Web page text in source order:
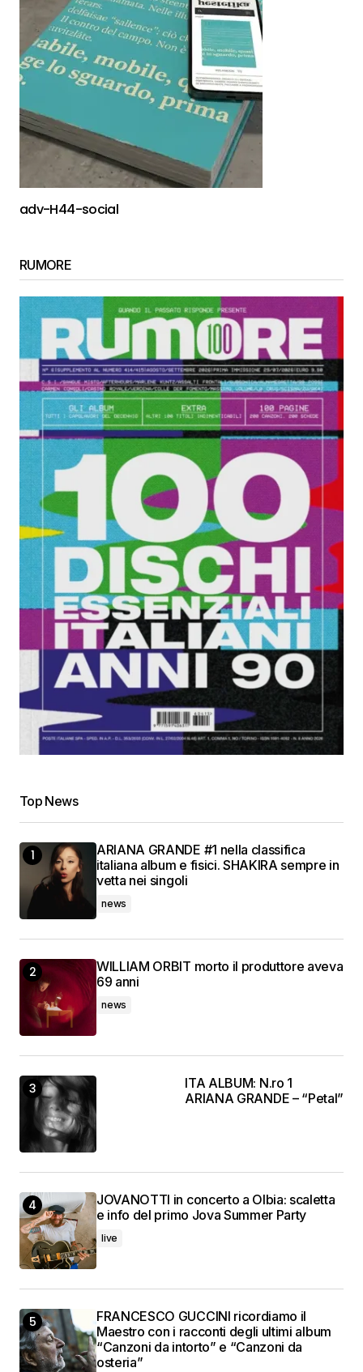
adv-H44-social
RUMORE
Top News
ARIANA GRANDE #1 nella classifica
italiana album e fisici. SHAKIRA sempre in
vetta nei singoli
news
WILLIAM ORBIT morto il produttore aveva
69 anni
news
ITA ALBUM: N.ro 1
ARIANA GRANDE – “Petal”
JOVANOTTI in concerto a Olbia: scaletta
e info del primo Jova Summer Party
live
FRANCESCO GUCCINI ricordiamo il
Maestro con i racconti degli ultimi album
“Canzoni da intorto” e “Canzoni da
osteria”